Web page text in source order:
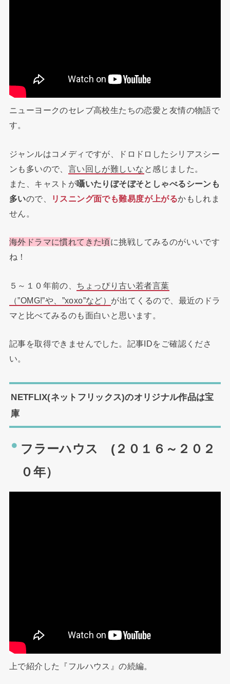
ニューヨークのセレブ高校生たちの恋愛と友情の物語で
す。
ジャンルはコメディですが、ドロドロしたシリアスシー
ンも多いので、 言い回しが難しいな と感じました。
また、キャストが囁いたりぼそぼそとしゃべるシーンも
多いので、 リスニング面でも難易度が上がるかもしれま
せん。
海外ドラマに慣れてきた頃に挑戦してみるのがいいです
ね！
５～１０年前の、 ちょっぴり古い若者言葉
（”OMG!”や、”xoxo”など） が出てくるので、最近のドラ
マと比べてみるのも面白いと思います。
記事を取得できませんでした。記事IDをご確認くださ
い。
NETFLIX(ネットフリックス)のオリジナル作品は宝
庫
フラーハウス (２０１６～２０２
０年）
上で紹介した『フルハウス』の続編。